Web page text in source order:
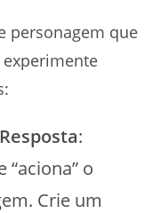
personagem que
:
o
Crie um